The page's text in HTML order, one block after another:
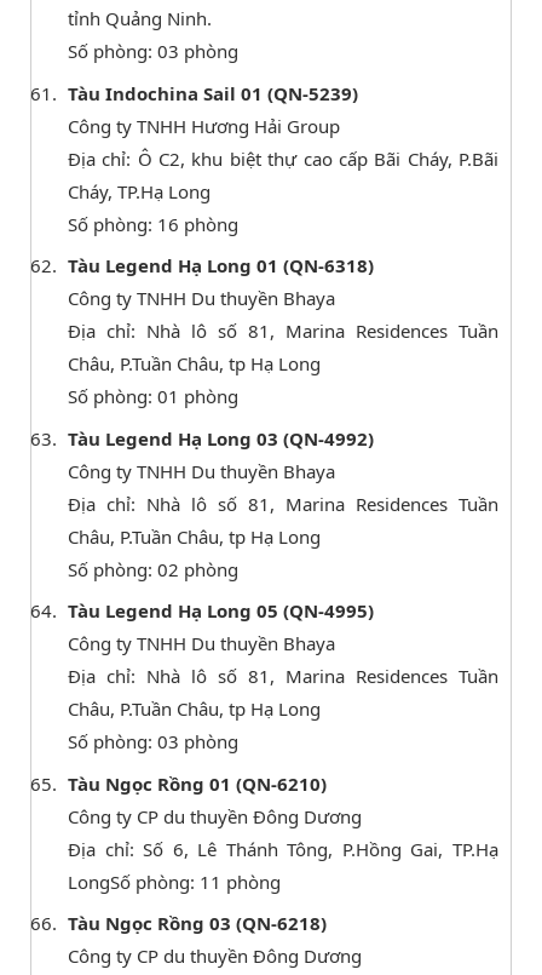
tỉnh Quảng Ninh.
Số phòng: 03 phòng
Tàu Indochina Sail 01 (QN-5239)
Công ty TNHH Hương Hải Group
Địa chỉ: Ô C2, khu biệt thự cao cấp Bãi Cháy, P.Bãi
Cháy, TP.Hạ Long
Số phòng: 16 phòng
Tàu Legend Hạ Long 01 (QN-6318)
Công ty TNHH Du thuyền Bhaya
Địa chỉ: Nhà lô số 81, Marina Residences Tuần
Châu, P.Tuần Châu, tp Hạ Long
Số phòng: 01 phòng
Tàu Legend Hạ Long 03 (QN-4992)
Công ty TNHH Du thuyền Bhaya
Địa chỉ: Nhà lô số 81, Marina Residences Tuần
Châu, P.Tuần Châu, tp Hạ Long
Số phòng: 02 phòng
Tàu Legend Hạ Long 05 (QN-4995)
Công ty TNHH Du thuyền Bhaya
Địa chỉ: Nhà lô số 81, Marina Residences Tuần
Châu, P.Tuần Châu, tp Hạ Long
Số phòng: 03 phòng
Tàu Ngọc Rồng 01 (QN-6210)
Công ty CP du thuyền Đông Dương
Địa chỉ: Số 6, Lê Thánh Tông, P.Hồng Gai, TP.Hạ
LongSố phòng: 11 phòng
Tàu Ngọc Rồng 03 (QN-6218)
Công ty CP du thuyền Đông Dương